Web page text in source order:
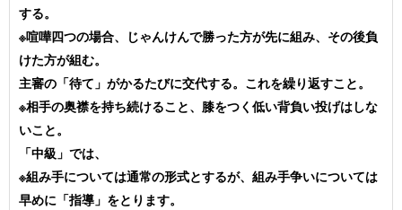
する。
※喧嘩四つの場合、じゃんけんで勝った方が先に組み、その後負
けた方が組む。
主審の「待て」がかるたびに交代する。これを繰り返すこと。
※相手の奥襟を持ち続けること、膝をつく低い背負い投げはしな
いこと。
「中級」では、
※組み手については通常の形式とするが、組み手争いについては
早めに「指導」をとります。